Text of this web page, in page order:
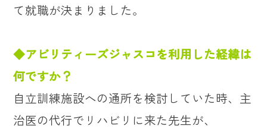
て就職が決まりました。
◆アビリティーズジャスコを利用した経緯は
何ですか？
自立訓練施設への通所を検討していた時、主
治医の代行でリハビリに来た先生が、